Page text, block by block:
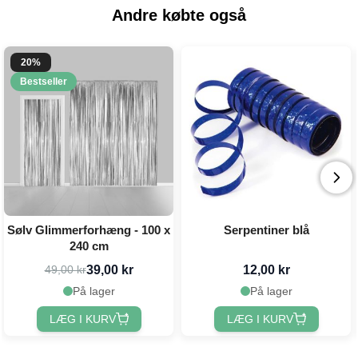
Andre købte også
20%
Bestseller
Sølv Glimmerforhæng - 100 x
240 cm
49,00 kr39,00 kr
På lager
LÆG I KURV
Serpentiner blå
12,00 kr
På lager
LÆG I KURV